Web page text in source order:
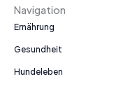
Navigation
Ernährung
Gesundheit
Hundeleben